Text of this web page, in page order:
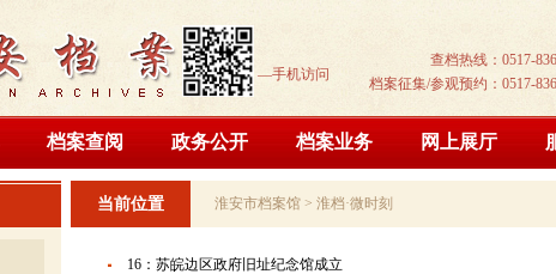
—手机访问
查档热线：0517-
档案征集/参观预约：0517-
档案查阅 政务公开 档案业务 网上展厅
当前位置 淮安市档案馆 > 淮档·微时刻
16：苏皖边区政府旧址纪念馆成立